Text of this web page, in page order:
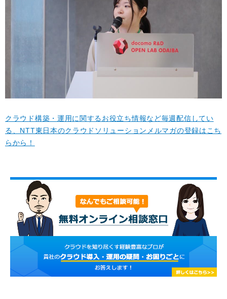
クラウド構築・運用に関するお役立ち情報など毎週配信してい
る、NTT東日本のクラウドソリューションメルマガの登録はこち
らから！